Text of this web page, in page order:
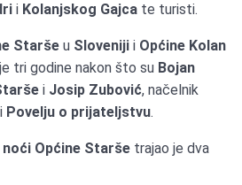
i Kolanjskog Gajca te turisti.
Starše u Sloveniji i Općine Kolan
tri godine nakon što su Bojan
i Josip Zubović, načelnik
Povelju o prijateljstvu.
noći Općine Starše trajao je dva